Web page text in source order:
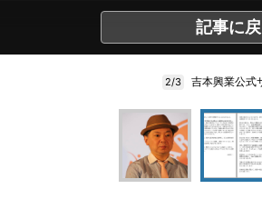
記事に
2/3 吉本興業公式